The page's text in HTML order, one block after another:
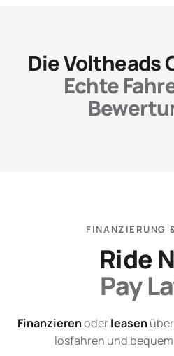
Die Voltheads
Echte
FINANZIERUNG
Ride
Pay
Finanzierenoderleasenüber
losfahren und